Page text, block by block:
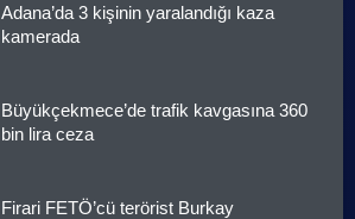
Adana’da 3 kişinin yaralandığı kaza
kamerada
Büyükçekmece’de trafik kavgasına 360
bin lira ceza
Firari FETÖ’cü terörist Burkay